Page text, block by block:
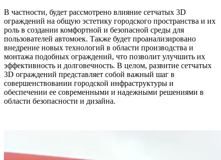
В частности, будет рассмотрено влияние сетчатых 3D
ограждений на общую эстетику городского пространства и их
роль в создании комфортной и безопасной среды для
пользователей автомоек. Также будет проанализировано
внедрение новых технологий в области производства и
монтажа подобных ограждений, что позволит улучшить их
эффективность и долговечность. В целом, развитие сетчатых
3D ограждений представляет собой важный шаг в
совершенствовании городской инфраструктуры и
обеспечении ее современными и надежными решениями в
области безопасности и дизайна.